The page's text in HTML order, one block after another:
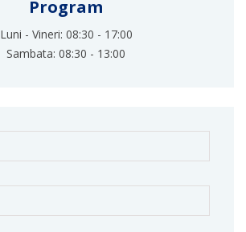
Program
Luni - Vineri: 08:30 - 17:00
Sambata: 08:30 - 13:00